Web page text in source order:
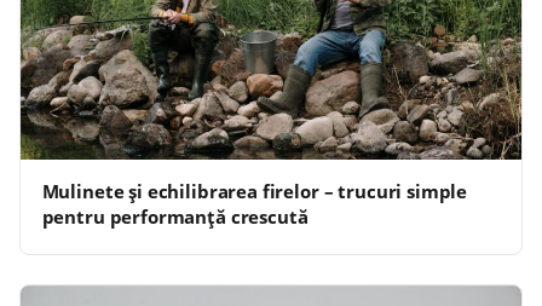
Mulinete și echilibrarea firelor – trucuri simple
pentru performanță crescută